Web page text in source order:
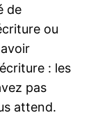
de
ou
: les
pas
attend.